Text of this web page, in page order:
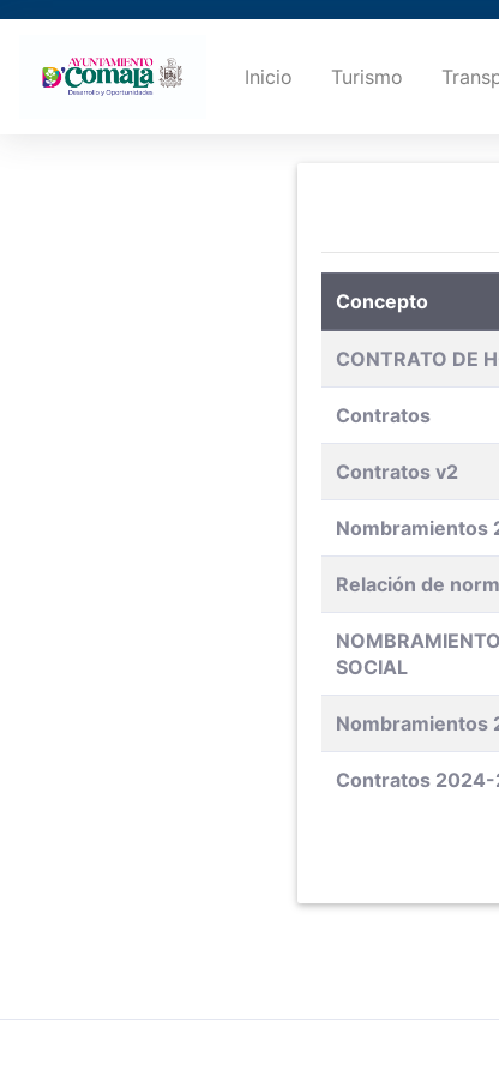
Inicio Turismo
Concepto
CONTRATO DE
Contratos
Contratos v2
Nombramientos
Relación de
SOCIAL
Nombramientos
Contratos